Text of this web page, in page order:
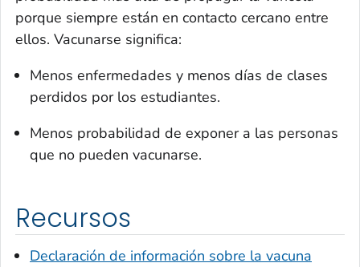
porque siempre están en contacto cercano entre
ellos. Vacunarse significa:
Menos enfermedades y menos días de clases
perdidos por los estudiantes.
Menos probabilidad de exponer a las personas
que no pueden vacunarse.
Recursos
Declaración de información sobre la vacuna